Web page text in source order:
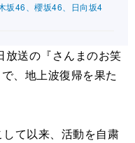
坂46、櫻坂46、日向坂4
送の『さんまのお笑
、地上波復帰を果た
て以来、活動を自粛